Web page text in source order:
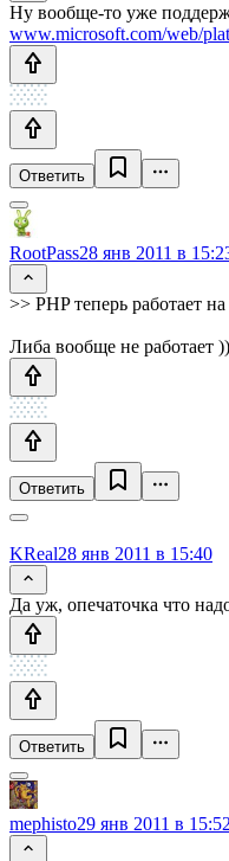
Ну вообще-то уже
www.microsoft.com/web/
Ответить
RootPass28 янв 2011 в
>> PHP теперь работает
Либа вообще не работает ))
Ответить
KReal28 янв 2011 в 15:40
Да уж, опечаточка что
Ответить
mephisto29 янв 2011 в 15:52